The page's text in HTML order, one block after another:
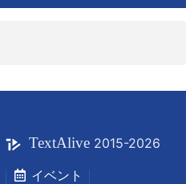
TextAlive 2015-2026
イベント